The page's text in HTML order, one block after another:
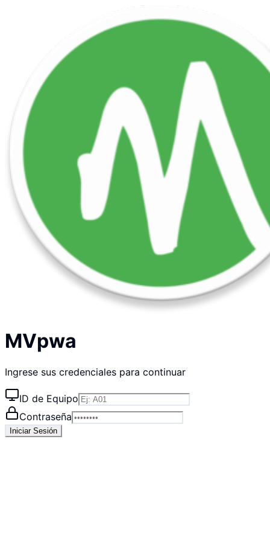
MVpwa
Ingrese sus credenciales para continuar
ID de Equipo
Contraseña
Iniciar Sesión